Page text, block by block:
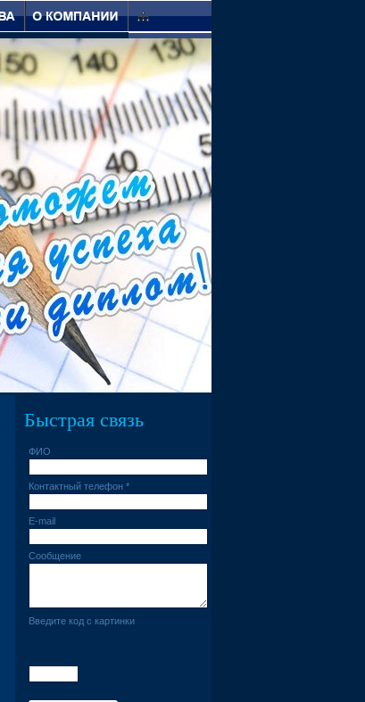
Быстрая связь
ФИО
Контактный телефон *
E-mail
Сообщение
Введите код с картинки